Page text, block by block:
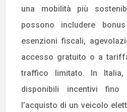
una mobilità più
possono includere
esenzioni fiscali,
accesso gratuito o a
traffico limitato. In
disponibili incentivi
l’acquisto di un veicolo